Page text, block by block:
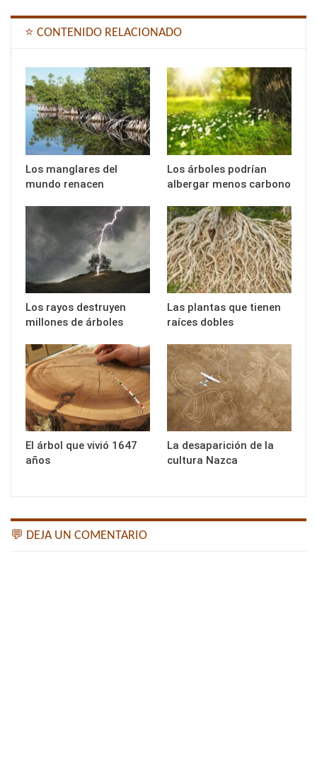
⭐ CONTENIDO RELACIONADO
Los manglares del
mundo renacen
Los árboles podrían
albergar menos carbono
Los rayos destruyen
millones de árboles
Las plantas que tienen
raíces dobles
El árbol que vivió 1647
años
La desaparición de la
cultura Nazca
💬 DEJA UN COMENTARIO